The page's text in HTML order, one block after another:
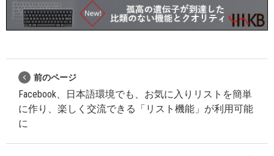
前のページ
Facebook、日本語環境でも、お気に入りリストを簡単
に作り、楽しく交流できる「リスト機能」が利用可能
に